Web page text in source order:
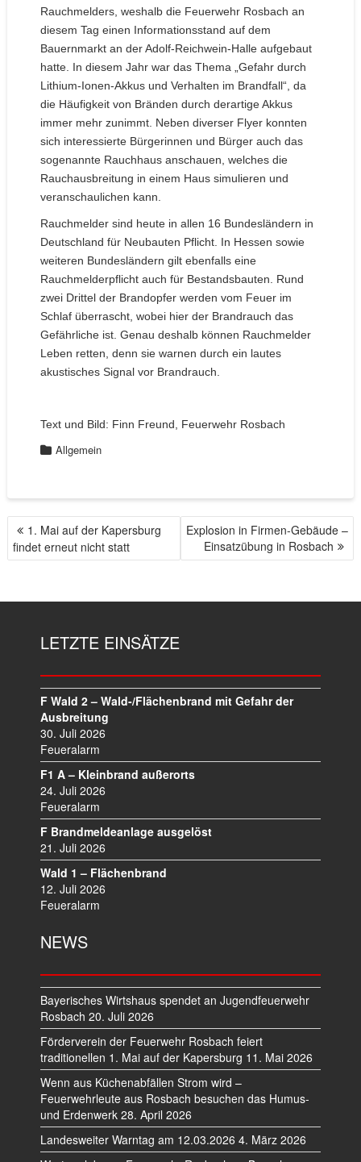
Rauchmelders, weshalb die Feuerwehr Rosbach an
diesem Tag einen Informationsstand auf dem
Bauernmarkt an der Adolf-Reichwein-Halle aufgebaut
hatte. In diesem Jahr war das Thema „Gefahr durch
Lithium-Ionen-Akkus und Verhalten im Brandfall“, da
die Häufigkeit von Bränden durch derartige Akkus
immer mehr zunimmt. Neben diverser Flyer konnten
sich interessierte Bürgerinnen und Bürger auch das
sogenannte Rauchhaus anschauen, welches die
Rauchausbreitung in einem Haus simulieren und
veranschaulichen kann.
Rauchmelder sind heute in allen 16 Bundesländern in
Deutschland für Neubauten Pflicht. In Hessen sowie
weiteren Bundesländern gilt ebenfalls eine
Rauchmelderpflicht auch für Bestandsbauten. Rund
zwei Drittel der Brandopfer werden vom Feuer im
Schlaf überrascht, wobei hier der Brandrauch das
Gefährliche ist. Genau deshalb können Rauchmelder
Leben retten, denn sie warnen durch ein lautes
akustisches Signal vor Brandrauch.
Text und Bild: Finn Freund, Feuerwehr Rosbach
Allgemein
B
E
1. Mai auf der Kapersburg
findet erneut nicht statt
Explosion in Firmen-Gebäude –
Einsatzübung in Rosbach
LETZTE EINSÄTZE
F Wald 2 – Wald-/Flächenbrand mit Gefahr der
Ausbreitung
30. Juli 2026
Feueralarm
F1 A – Kleinbrand außerorts
24. Juli 2026
Feueralarm
F Brandmeldeanlage ausgelöst
21. Juli 2026
Wald 1 – Flächenbrand
12. Juli 2026
Feueralarm
NEWS
Bayerisches Wirtshaus spendet an Jugendfeuerwehr
Rosbach 20. Juli 2026
Förderverein der Feuerwehr Rosbach feiert
traditionellen 1. Mai auf der Kapersburg 11. Mai 2026
Wenn aus Küchenabfällen Strom wird –
Feuerwehrleute aus Rosbach besuchen das Humus-
und Erdenwerk 28. April 2026
Landesweiter Warntag am 12.03.2026 4. März 2026